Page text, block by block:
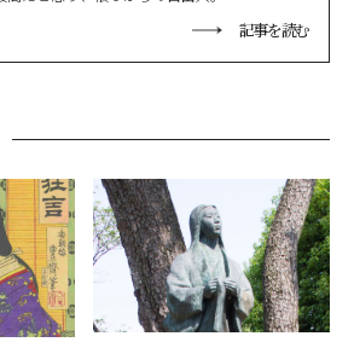
記事を読む